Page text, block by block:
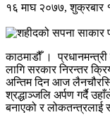
१६ माघ २०७७, शुक्रबार
काठमाडौँ ।
लागि सरकार निरन्तर
अन्तिम दिन आज
श्रद्धाञ्जलि अर्पण गर्दै
बनाएको र लोकतन्त्रलाई